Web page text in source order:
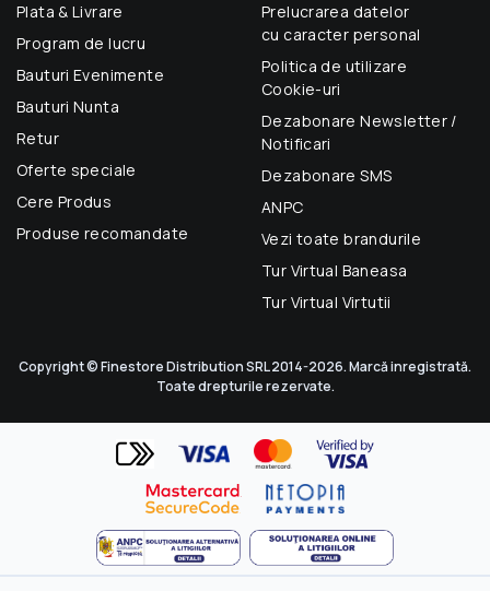
Plata & Livrare
Program de lucru
Bauturi Evenimente
Bauturi Nunta
Retur
Oferte speciale
Cere Produs
Produse recomandate
Prelucrarea datelor
cu caracter personal
Politica de utilizare
Cookie-uri
Dezabonare Newsletter /
Notificari
Dezabonare SMS
ANPC
Vezi toate brandurile
Tur Virtual Baneasa
Tur Virtual Virtutii
Copyright © Finestore Distribution SRL 2014-2026. Marcă inregistrată.
Toate drepturile rezervate.